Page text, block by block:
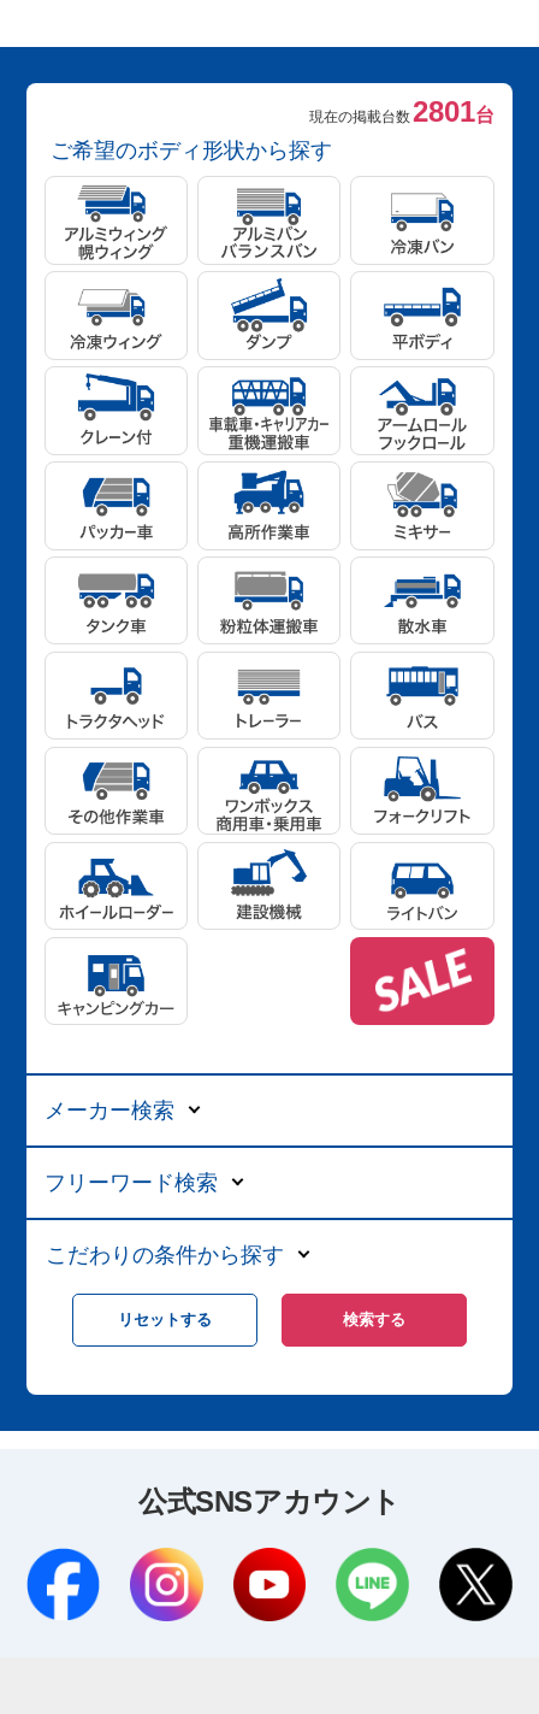
現在の掲載台数2801台
ご希望のボディ形状から探す
メーカー検索
フリーワード検索
こだわりの条件から探す
公式SNSアカウント